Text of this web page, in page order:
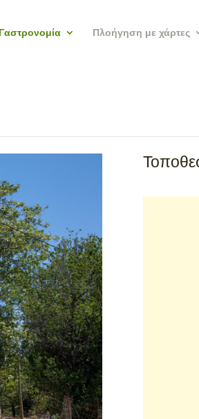
Πλοήγηση με χάρτες